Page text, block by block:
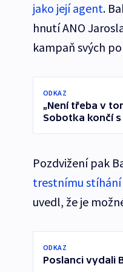
jako její agent.
hnutí ANO
kampaň svých
ODKAZ
„Není třeba v
Sobotka končí
Pozdvižení pak
trestnímu stíhání
uvedl, že je
ODKAZ
Poslanci vydali